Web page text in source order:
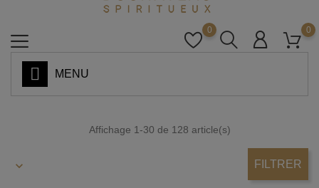
0
0
MENU
FILTRER
Affichage 1-30 de 128 article(s)